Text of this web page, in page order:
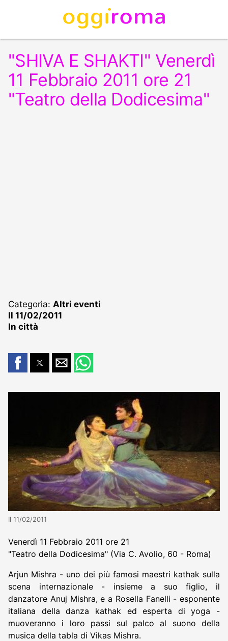
"SHIVA E SHAKTI" Venerdì
11 Febbraio 2011 ore 21
"Teatro della Dodicesima"
Categoria: Altri eventi
Il 11/02/2011
In città
Il 11/02/2011
Venerdì 11 Febbraio 2011 ore 21
"Teatro della Dodicesima" (Via C. Avolio, 60 - Roma)
Arjun Mishra - uno dei più famosi maestri kathak sulla
scena internazionale - insieme a suo figlio, il
danzatore Anuj Mishra, e a Rosella Fanelli - esponente
italiana della danza kathak ed esperta di yoga -
muoveranno i loro passi sul palco al suono della
musica della tabla di Vikas Mishra.